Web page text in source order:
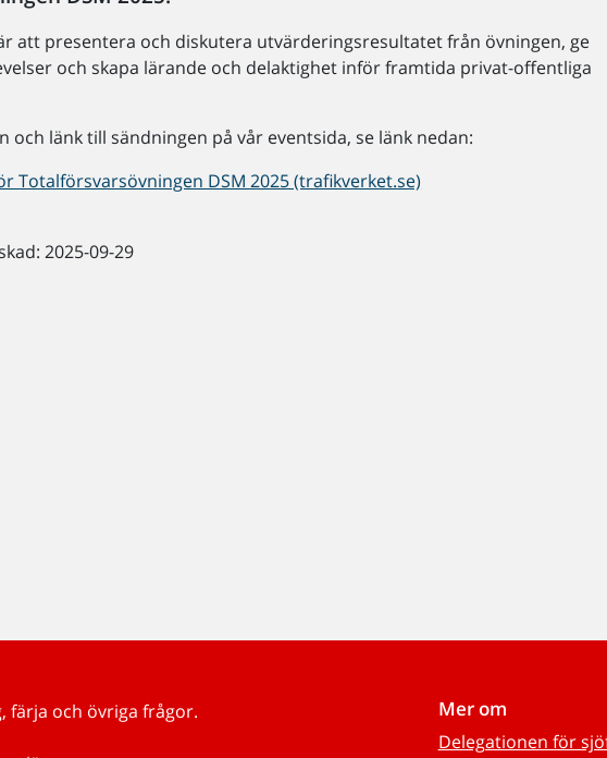
att presentera och diskutera utvärderingsresultatet från övningen, ge
och skapa lärande och delaktighet inför framtida privat-offentliga
länk till sändningen på vår eventsida, se länk nedan:
Totalförsvarsövningen DSM 2025 (trafikverket.se)
2025-09-29
färja och övriga frågor. Mer om
Delegationen för